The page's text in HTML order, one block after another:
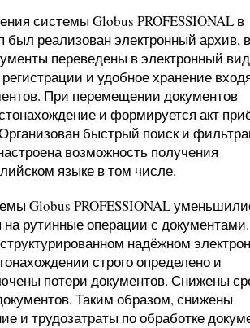
системы Globus PROFESSIONAL в
был реализован электронный архив,
переведены в электронный
и удобное хранение
При перемещении документов
и формируется акт
быстрый поиск и
возможность получения
языке в том числе.
Globus PROFESSIONAL
рутинные операции с документами.
надёжном
строго определено и
потери документов. Снижены
Таким образом, снижены
и трудозатраты по обработке